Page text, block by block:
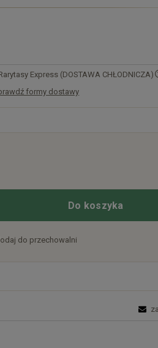
Express (DOSTAWA CHŁODNICZA)
formy dostawy
Do koszyka
do przechowalni